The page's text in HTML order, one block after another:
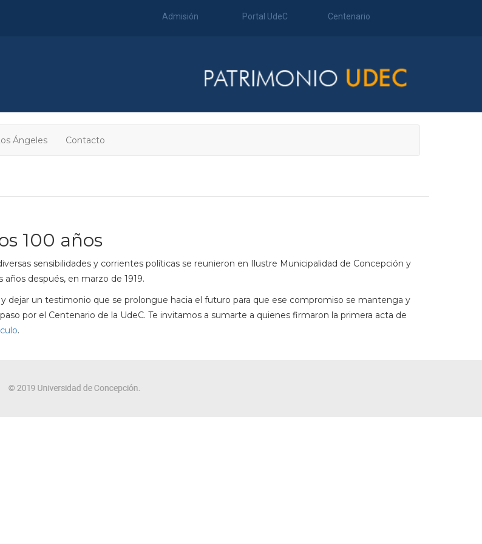
Admisión Portal UdeC Centenario
Ángeles Contacto
100 años
sensibilidades y corrientes políticas se reunieron en Ilustre Municipalidad de Concepción y
después, en marzo de 1919.
y dejar un testimonio que se prolongue hacia el futuro para que ese compromiso se mantenga y
por el Centenario de la UdeC. Te invitamos a sumarte a quienes firmaron la primera acta de
.